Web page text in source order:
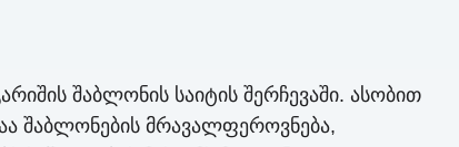
შაბლონის საიტის შერჩევაში. ასობით
შაბლონების მრავალფეროვნება,